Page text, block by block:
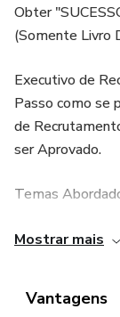
Obter
(Somente Livro
Executivo de
Passo como se
de
ser Aprovado.
Temas
1. Como criar
2. Como
Mostrar mais
Vantagens